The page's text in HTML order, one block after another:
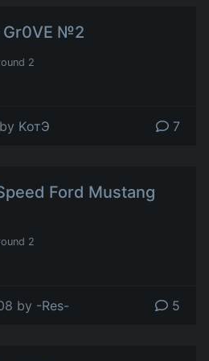
Gr0VE №2
2
KотЭ 7
Ford Mustang
2
by -Res- 5